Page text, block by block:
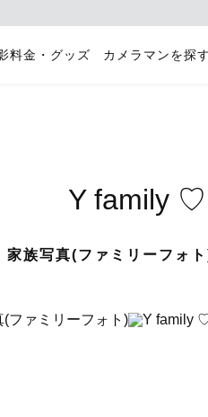
料金・グッズ カメラマンを探す
Y family ♡
家族写真(ファミリーフォ